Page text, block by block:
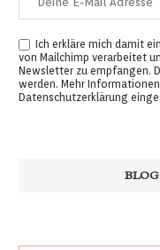
Ich erkläre mich damit
von Mailchimp verarbeitet
Newsletter zu empfangen.
werden. Mehr
Datenschutzerklärung